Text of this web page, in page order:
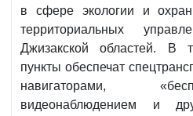
в сфере экологии и
территориальных
Джизакской областей. В
пункты обеспечат
навигаторами,
видеонаблюдением и